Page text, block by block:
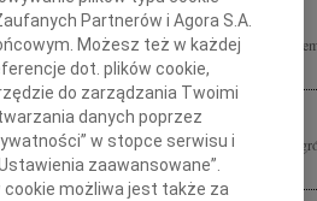
współczucia Pani Krystynie Zachwatowicz i
i Tadeusz Strugałowie
Wajdę Wielkiego Artystę Współfundatora
Narodowy ICOMOS za najlepsze prace...
Partnerów i Agora S.A.
Możesz też w każdej
dot. plików cookie,
do zarządzania Twoimi
danych poprzez
w stopce serwisu i
zaawansowane”.
możliwa jest także za